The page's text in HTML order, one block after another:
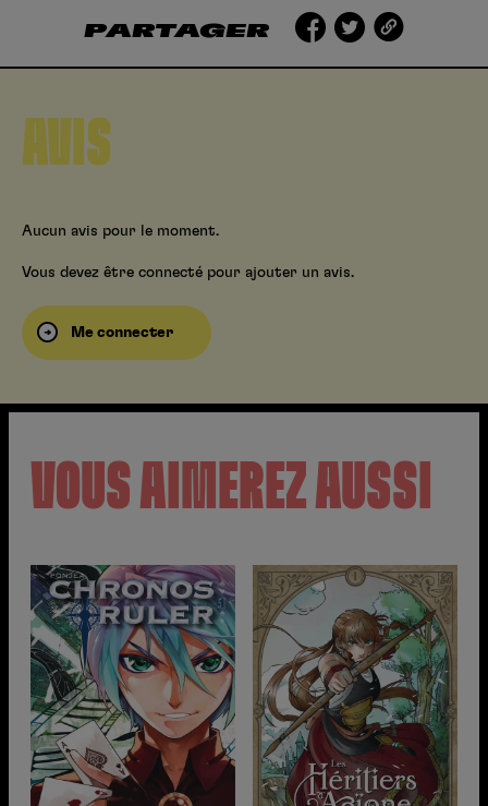
PARTAGER
AVIS
Aucun avis pour le moment.
Vous devez être connecté pour ajouter un avis.
Me connecter
VOUS AIMEREZ AUSSI